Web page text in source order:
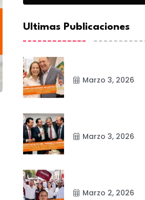
Ultimas Publicaciones
Marzo 3, 2026
Marzo 3, 2026
Marzo 2, 2026